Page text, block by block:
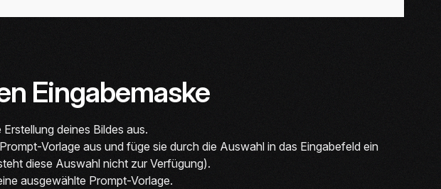
Eingabemaske
deines Bildes aus.
Vorlage aus und füge sie durch die Auswahl in das Eingabefeld ein
diese Auswahl nicht zur Verfügung).
ausgewählte Prompt-Vorlage.